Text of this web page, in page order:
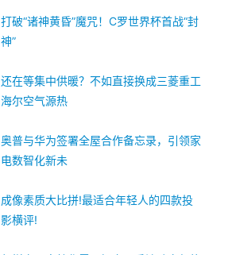
打破“诸神黄昏”魔咒！C罗世界杯首战“封
神”
还在等集中供暖？不如直接换成三菱重工
海尔空气源热
奥普与华为签署全屋合作备忘录，引领家
电数智化新未
成像素质大比拼!最适合年轻人的四款投
影横评!